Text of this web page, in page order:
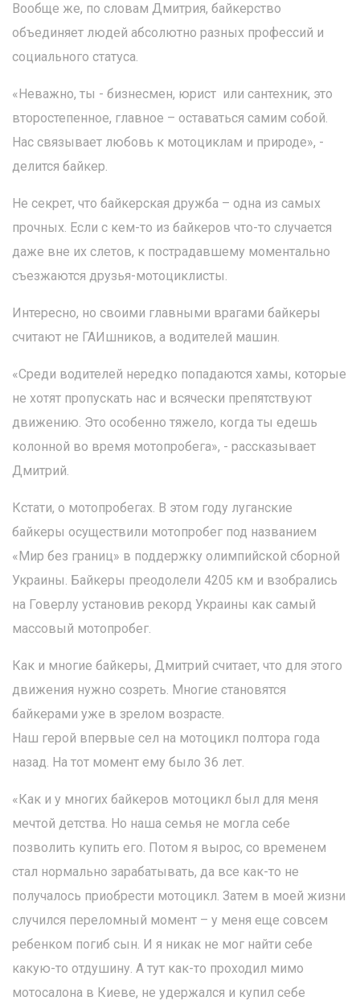
Вообще же, по словам Дмитрия, байкерство
объединяет людей абсолютно разных профессий и
социального статуса.
«Неважно, ты - бизнесмен, юрист или сантехник, это
второстепенное, главное – оставаться самим собой.
Нас связывает любовь к мотоциклам и природе», -
делится байкер.
Не секрет, что байкерская дружба – одна из самых
прочных. Если с кем-то из байкеров что-то случается
даже вне их слетов, к пострадавшему моментально
съезжаются друзья-мотоциклисты.
Интересно, но своими главными врагами байкеры
считают не ГАИшников, а водителей машин.
«Среди водителей нередко попадаются хамы, которые
не хотят пропускать нас и всячески препятствуют
движению. Это особенно тяжело, когда ты едешь
колонной во время мотопробега», - рассказывает
Дмитрий.
Кстати, о мотопробегах. В этом году луганские
байкеры осуществили мотопробег под названием
«Мир без границ» в поддержку олимпийской сборной
Украины. Байкеры преодолели 4205 км и взобрались
на Говерлу установив рекорд Украины как самый
массовый мотопробег.
Как и многие байкеры, Дмитрий считает, что для этого
движения нужно созреть. Многие становятся
байкерами уже в зрелом возрасте.
Наш герой впервые сел на мотоцикл полтора года
назад. На тот момент ему было 36 лет.
«Как и у многих байкеров мотоцикл был для меня
мечтой детства. Но наша семья не могла себе
позволить купить его. Потом я вырос, со временем
стал нормально зарабатывать, да все как-то не
получалось приобрести мотоцикл. Затем в моей жизни
случился переломный момент – у меня еще совсем
ребенком погиб сын. И я никак не мог найти себе
какую-то отдушину. А тут как-то проходил мимо
мотосалона в Киеве, не удержался и купил себе